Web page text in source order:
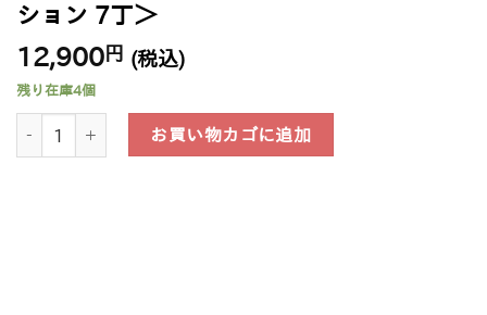
ション 7丁＞
12,900 円 (税込)
残り在庫4個
洗えるシザーバッグ ＜ピンクのグラデーション 7丁＞個
お買い物カゴに追加